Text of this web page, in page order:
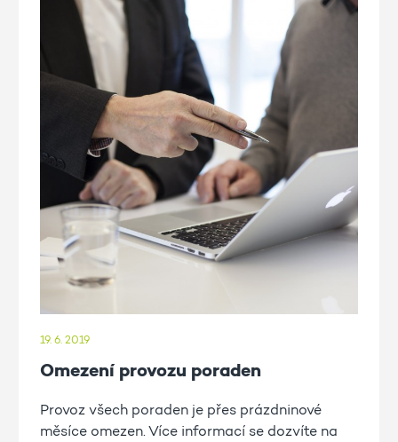
19. 6. 2019
Omezení provozu poraden
Provoz všech poraden je přes prázdninové
měsíce omezen. Více informací se dozvíte na